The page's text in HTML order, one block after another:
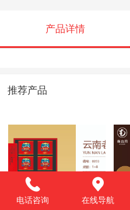
产品详情
推荐产品
云南老味道
电话咨询 在线导航